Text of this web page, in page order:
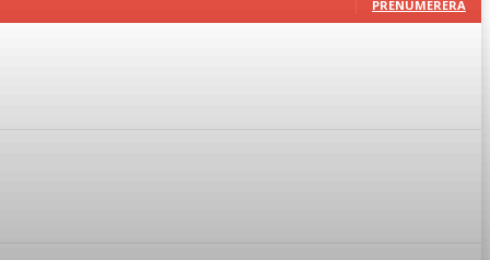
PRENUMERERA